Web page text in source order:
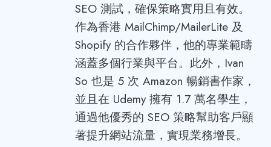
SEO 測試，確保策略實用且有效。
作為香港 MailChimp/MailerLite 及
Shopify 的合作夥伴，他的專業範疇
涵蓋多個行業與平台。此外，Ivan
So 也是 5 次 Amazon 暢銷書作家，
並且在 Udemy 擁有 1.7 萬名學生，
通過他優秀的 SEO 策略幫助客戶顯
著提升網站流量，實現業務增長。